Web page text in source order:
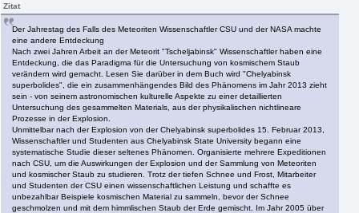
Zitat
Der Jahrestag des Falls des Meteoriten Wissenschaftler CSU und der NASA machte
eine andere Entdeckung
Nach zwei Jahren Arbeit an der Meteorit "Tscheljabinsk" Wissenschaftler haben eine
Entdeckung, die das Paradigma für die Untersuchung von kosmischem Staub
verändern wird gemacht. Lesen Sie darüber in dem Buch wird "Chelyabinsk
superbolides", die ein zusammenhängendes Bild des Phänomens im Jahr 2013 zieht
sein - von seinem astronomischen kulturelle Aspekte zu einer detaillierten
Untersuchung des gesammelten Materials, aus der physikalischen nichtlineare
Prozesse in der Explosion.
Unmittelbar nach der Explosion von der Chelyabinsk superbolides 15. Februar 2013,
Wissenschaftler und Studenten aus Chelyabinsk State University begann eine
systematische Studie dieser seltenes Phänomen. Organisierte mehrere Expeditionen
nach CSU, um die Auswirkungen der Explosion und der Sammlung von Meteoriten
und kosmischer Staub zu studieren. Trotz der tiefen Schnee und Frost, Mitarbeiter
und Studenten der CSU einen wissenschaftlichen Leistung und schaffte es
unbezahlbar Beispiele kosmischen Material zu sammeln, bevor der Schnee
geschmolzen und mit dem himmlischen Staub der Erde gemischt. Im Jahr 2005 über